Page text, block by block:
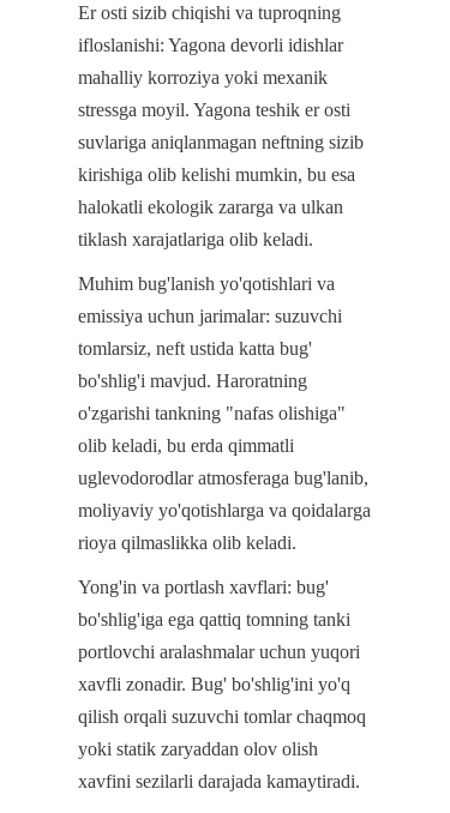
Er osti sizib chiqishi va tuproqning
ifloslanishi: Yagona devorli idishlar
mahalliy korroziya yoki mexanik
stressga moyil. Yagona teshik er osti
suvlariga aniqlanmagan neftning sizib
kirishiga olib kelishi mumkin, bu esa
halokatli ekologik zararga va ulkan
tiklash xarajatlariga olib keladi.
Muhim bug'lanish yo'qotishlari va
emissiya uchun jarimalar: suzuvchi
tomlarsiz, neft ustida katta bug'
bo'shlig'i mavjud. Haroratning
o'zgarishi tankning "nafas olishiga"
olib keladi, bu erda qimmatli
uglevodorodlar atmosferaga bug'lanib,
moliyaviy yo'qotishlarga va qoidalarga
rioya qilmaslikka olib keladi.
Yong'in va portlash xavflari: bug'
bo'shlig'iga ega qattiq tomning tanki
portlovchi aralashmalar uchun yuqori
xavfli zonadir. Bug' bo'shlig'ini yo'q
qilish orqali suzuvchi tomlar chaqmoq
yoki statik zaryaddan olov olish
xavfini sezilarli darajada kamaytiradi.